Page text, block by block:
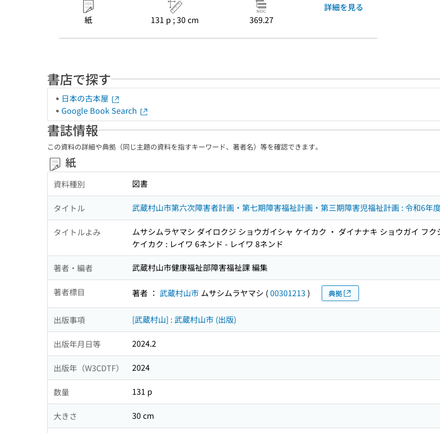
紙 131 p ; 30 cm 369.27
詳細を見る
書店で探す
日本の古本屋
Google Book Search
書誌情報
この資料の詳細や典拠（同じ主題の資料を指すキーワード、著者名）等を確認できます。
紙
資料種別 図書
タイトル 武蔵村山市第六次障害者計画・第七期障害福祉計画・第三期障害児福祉計画 : 令和6年
タイトルよみ
ムサシムラヤマシ ダイロクジ ショウガイシャ ケイカク ・ ダイナナキ ショウガイ フ
ケイカク : レイワ 6ネンド - レイワ 8ネンド
著者・編者 武蔵村山市健康福祉部障害福祉課 編集
著者標目 著者 ： 武蔵村山市 ムサシムラヤマシ (00301213 ) 典拠
出版事項 [武蔵村山] : 武蔵村山市 (出版)
出版年月日等 2024.2
出版年（W3CDTF） 2024
数量 131 p
大きさ 30 cm